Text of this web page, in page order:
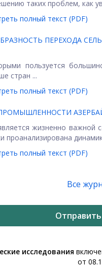
таких проблем, как
полный текст (PDF)
ПЕРЕХОДА
пользуется
стран ...
полный текст (PDF)
жизненно важной
проанализирована
полный текст (PDF)
Все
исследования
от